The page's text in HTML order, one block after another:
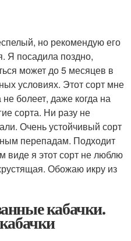
но рекомендую его
Я посадила поздно,
может до 5 месяцев в
условиях. Этот сорт мне
болеет, даже когда на
сорта. Ни разу не
Очень устойчивый сорт
перепадам. Подходит
я этот сорт не люблю
Обожаю икру из
кабачки.